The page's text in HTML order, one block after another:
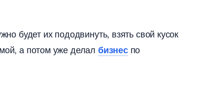
будет их пододвинуть, взять свой кусок
а потом уже делал изнеспо